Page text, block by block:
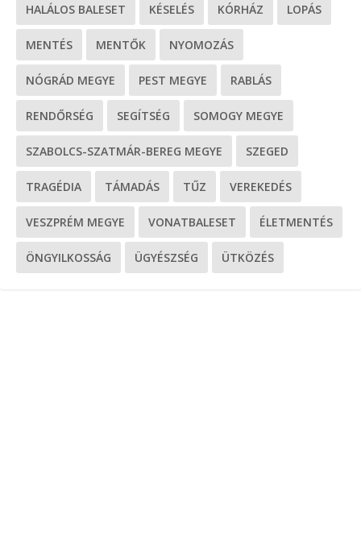
HALÁLOS BALESET KÉSELÉS KÓRHÁZ LOPÁS
MENTÉS MENTŐK NYOMOZÁS
NÓGRÁD MEGYE PEST MEGYE RABLÁS
RENDŐRSÉG SEGÍTSÉG SOMOGY MEGYE
SZABOLCS-SZATMÁR-BEREG MEGYE SZEGED
TRAGÉDIA TÁMADÁS TŰZ VEREKEDÉS
VESZPRÉM MEGYE VONATBALESET ÉLETMENTÉS
ÖNGYILKOSSÁG ÜGYÉSZSÉG ÜTKÖZÉS